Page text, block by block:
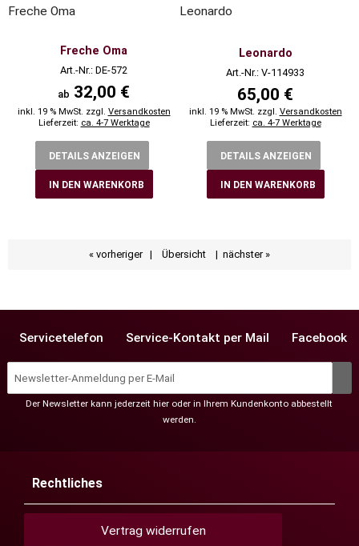
Freche Oma
Freche Oma
Art.-Nr.: DE-572
ab 32,00 €
inkl. 19 % MwSt. zzgl. Versandkosten
Lieferzeit: ca. 4-7 Werktage
DETAILS ANZEIGEN
IN DEN WARENKORB
Leonardo
Leonardo
Art.-Nr.: V-114933
65,00 €
inkl. 19 % MwSt. zzgl. Versandkosten
Lieferzeit: ca. 4-7 Werktage
DETAILS ANZEIGEN
IN DEN WARENKORB
« vorheriger| Übersicht | nächster »
Servicetelefon Service-Kontakt per Mail Facebook
Der Newsletter kann jederzeit hier oder in Ihrem Kundenkonto abbestellt
werden.
Rechtliches
Vertrag widerrufen